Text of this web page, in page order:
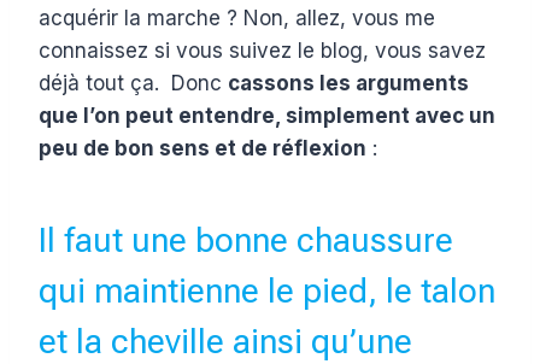
acquérir la marche ? Non, allez, vous me
connaissez si vous suivez le blog, vous savez
déjà tout ça. Donc cassons les arguments
que l’on peut entendre, simplement avec un
peu de bon sens et de réflexion :
Il faut une bonne chaussure
qui maintienne le pied, le talon
et la cheville ainsi qu’une